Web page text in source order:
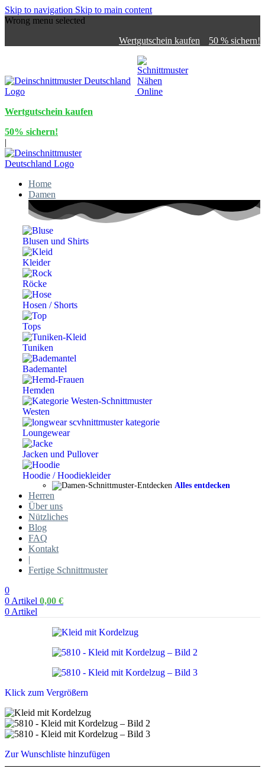
Skip to navigation Skip to main content
Wrong menu selected
Wertgutschein kaufen
50 % sichern!
Wertgutschein kaufen
50% sichern!
|
Home
Damen
Blusen und Shirts
Kleider
Röcke
Hosen / Shorts
Tops
Tuniken
Bademantel
Hemden
Westen
Loungewear
Jacken und Pullover
Hoodie / Hoodiekleider
Alles entdecken
Herren
Über uns
Nützliches
Blog
FAQ
Kontakt
|
Fertige Schnittmuster
0
0 Artikel 0,00 €
0 Artikel
Klick zum Vergrößern
Zur Wunschliste hinzufügen